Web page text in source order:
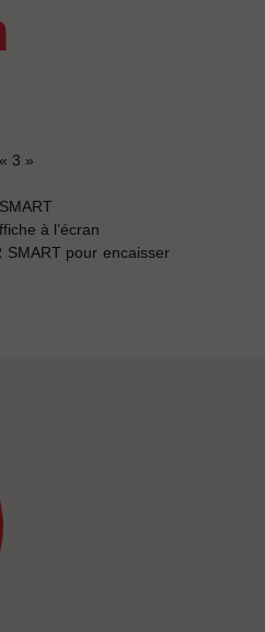
3 »
à l’écran
pour encaisser